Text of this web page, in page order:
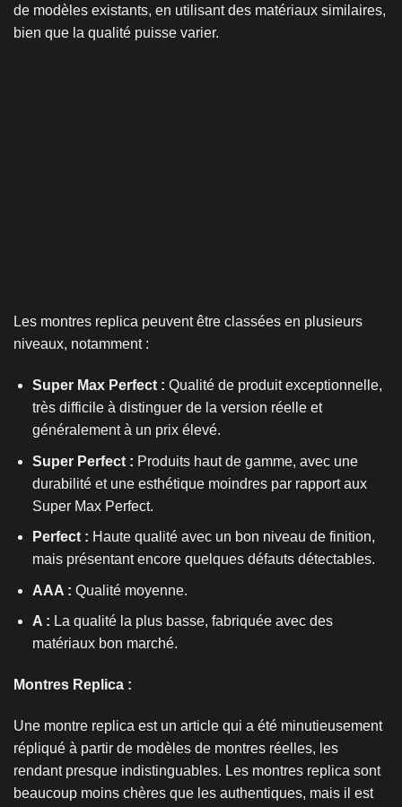
de modèles existants, en utilisant des matériaux similaires,
bien que la qualité puisse varier.
Les montres replica peuvent être classées en plusieurs
niveaux, notamment :
Super Max Perfect : Qualité de produit exceptionnelle,
très difficile à distinguer de la version réelle et
généralement à un prix élevé.
Super Perfect : Produits haut de gamme, avec une
durabilité et une esthétique moindres par rapport aux
Super Max Perfect.
Perfect : Haute qualité avec un bon niveau de finition,
mais présentant encore quelques défauts détectables.
AAA : Qualité moyenne.
A : La qualité la plus basse, fabriquée avec des
matériaux bon marché.
Montres Replica :
Une montre replica est un article qui a été minutieusement
répliqué à partir de modèles de montres réelles, les
rendant presque indistinguables. Les montres replica sont
beaucoup moins chères que les authentiques, mais il est